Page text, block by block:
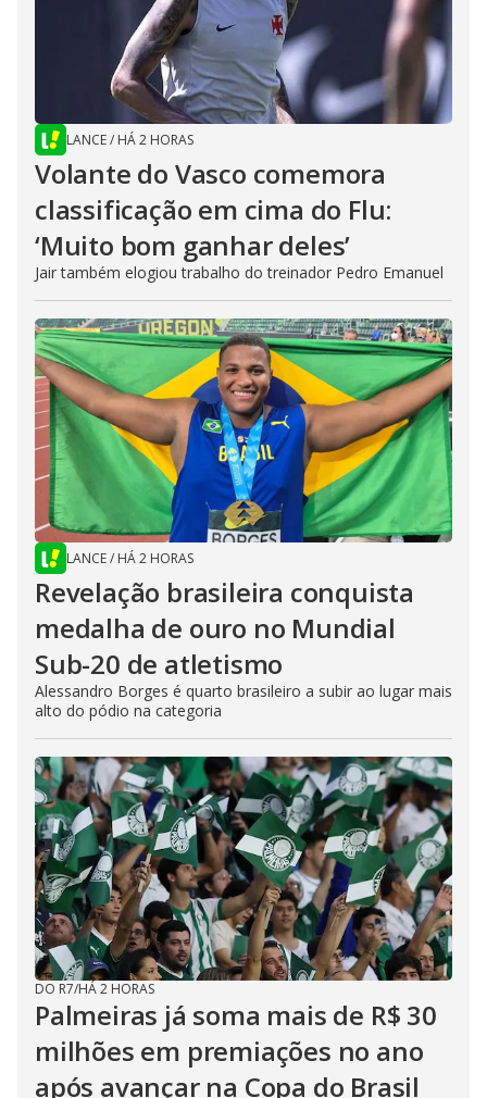
LANCE/ HÁ 2 HORAS
Volante do Vasco comemora
classificação em cima do Flu:
‘Muito bom ganhar deles’
Jair também elogiou trabalho do treinador Pedro Emanuel
LANCE/ HÁ 2 HORAS
Revelação brasileira conquista
medalha de ouro no Mundial
Sub-20 de atletismo
Alessandro Borges é quarto brasileiro a subir ao lugar mais
alto do pódio na categoria
DO R7/HÁ 2 HORAS
Palmeiras já soma mais de R$ 30
milhões em premiações no ano
após avançar na Copa do Brasil